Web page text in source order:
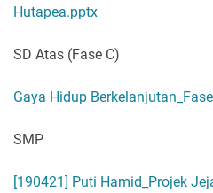
Hutapea.pptx
SD Atas (Fase C)
Gaya Hidup
SMP
[190421] Puti Hamid_Projek